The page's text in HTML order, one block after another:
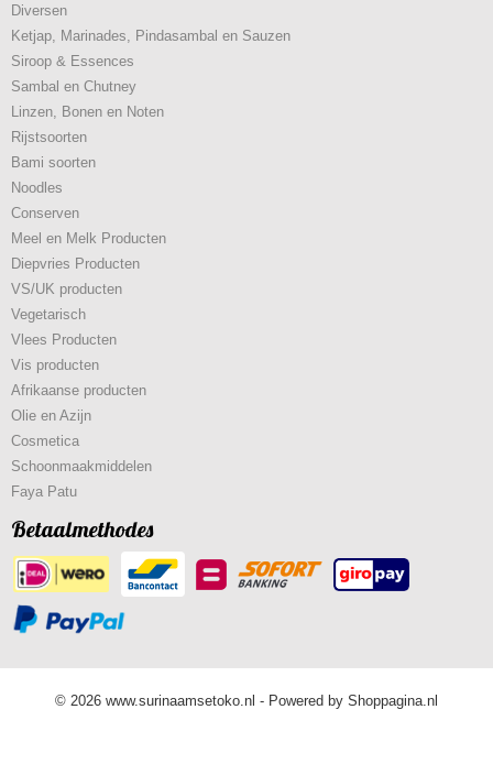
Diversen
Ketjap, Marinades, Pindasambal en Sauzen
Siroop & Essences
Sambal en Chutney
Linzen, Bonen en Noten
Rijstsoorten
Bami soorten
Noodles
Conserven
Meel en Melk Producten
Diepvries Producten
VS/UK producten
Vegetarisch
Vlees Producten
Vis producten
Afrikaanse producten
Olie en Azijn
Cosmetica
Schoonmaakmiddelen
Faya Patu
Betaalmethodes
© 2026 www.surinaamsetoko.nl - Powered by Shoppagina.nl